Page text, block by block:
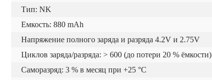
Тип: NK
Емкость: 880 mAh
Напряжение полного заряда и разряда 4.2V и 2.75V
Циклов заряда/разряда: > 600 (до потери 20 % ёмкости)
Саморазряд: 3 % в месяц при +25 °С